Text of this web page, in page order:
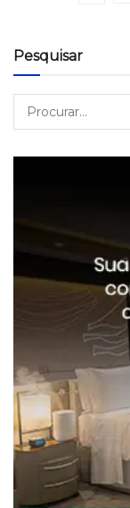
Pesquisar